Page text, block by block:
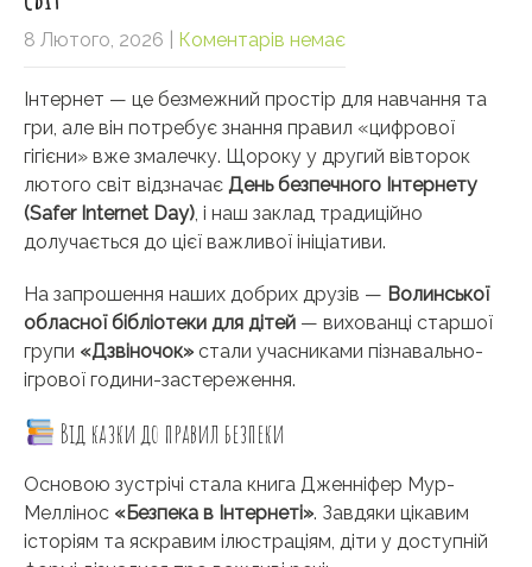
8 Лютого, 2026 Коментарів немає
Інтернет — це безмежний простір для навчання та
гри, але він потребує знання правил «цифрової
гігієни» вже змалечку. Щороку у другий вівторок
лютого світ відзначає День безпечного Інтернету
(Safer Internet Day), і наш заклад традиційно
долучається до цієї важливої ініціативи.
На запрошення наших добрих друзів — Волинської
обласної бібліотеки для дітей — вихованці старшої
групи «Дзвіночок»стали учасниками пізнавально-
ігрової години-застереження.
Від казки до правил безпеки
Основою зустрічі стала книга Дженніфер Мур-
Меллінос «Безпека в Інтернеті». Завдяки цікавим
історіям та яскравим ілюстраціям, діти у доступній